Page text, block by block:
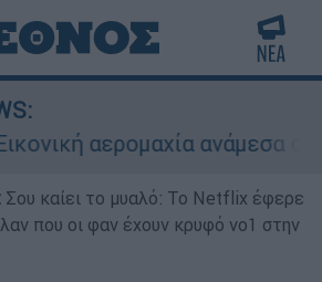
αερομαχία ανάμεσα σε
Σου καίει το μυαλό: Το Netflix έφερε
που οι φαν έχουν κρυφό νο1 στην